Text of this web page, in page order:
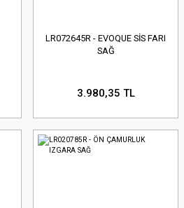
LR072645R - EVOQUE SİS FARI
SAĞ
3.980,35 TL